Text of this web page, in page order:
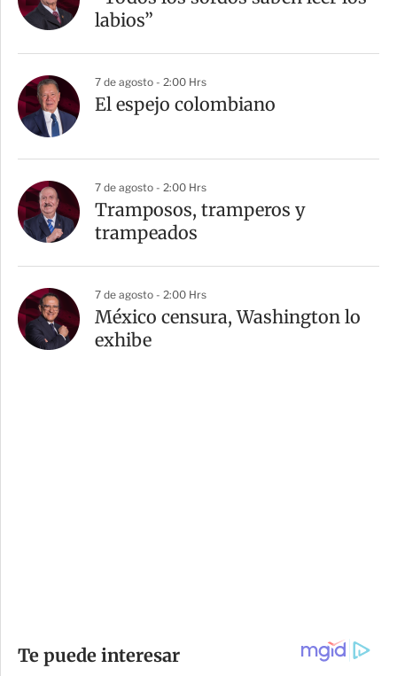
labios”
7 de agosto - 2:00 Hrs
El espejo colombiano
7 de agosto - 2:00 Hrs
Tramposos, tramperos y
trampeados
7 de agosto - 2:00 Hrs
México censura, Washington lo
exhibe